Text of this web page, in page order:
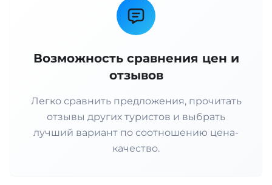
Возможность сравнения цен и
отзывов
Легко сравнить предложения, прочитать
отзывы других туристов и выбрать
лучший вариант по соотношению цена-
качество.